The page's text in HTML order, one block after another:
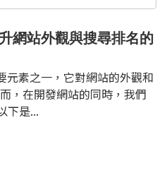
網站外觀與搜尋排名的
元素之一，它對網站的外觀和
，在開發網站的同時，我們
下是...